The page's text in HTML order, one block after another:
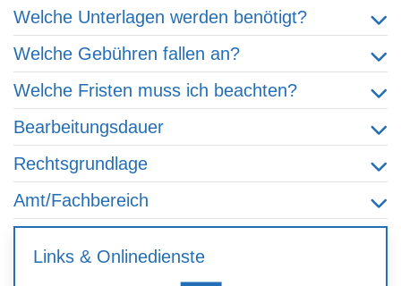
Welche Unterlagen werden benötigt?
Welche Gebühren fallen an?
Welche Fristen muss ich beachten?
Bearbeitungsdauer
Rechtsgrundlage
Amt/Fachbereich
Links & Onlinedienste